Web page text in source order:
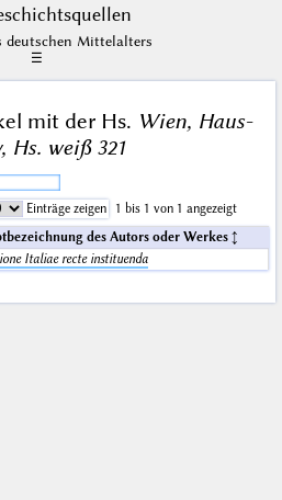
deutschen Mittelalters
☰
mit der Hs. Wien, Haus-
Hs. weiß 321
Einträge zeigen
1 bis 1 von 1 angezeigt
des Autors oder Werkes
Italiae recte instituenda